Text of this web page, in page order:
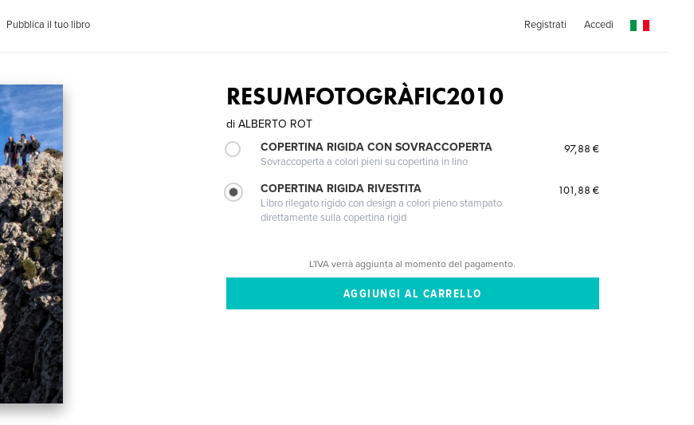
Pubblica il tuo libro Registrati Accedi
RESUMFOTOGRÀFIC2010
di ALBERTO ROT
COPERTINA RIGIDA CON SOVRACCOPERTA
Sovraccoperta a colori pieni su copertina in lino
97,88 €
COPERTINA RIGIDA RIVESTITA
Libro rilegato rigido con design a colori pieno stampato
direttamente sulla copertina rigid
101,88 €
L'IVA verrà aggiunta al momento del pagamento.